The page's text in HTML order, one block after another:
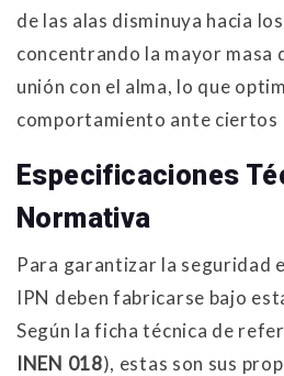
de las alas disminuya hacia
concentrando la mayor masa
unión con el alma, lo que
comportamiento ante ciertos
Especificaciones
Normativa
Para garantizar la seguridad
IPN deben fabricarse bajo
Según la ficha técnica de
INEN 018), estas son sus